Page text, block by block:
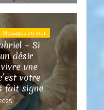
Messages du jour
– Si
désir
une
votre
fait signe